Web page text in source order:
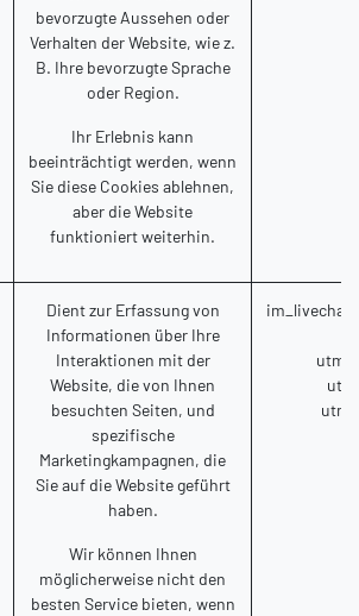
bevorzugte Aussehen oder
Verhalten der Website, wie z.
B. Ihre bevorzugte Sprache
oder Region.
Ihr Erlebnis kann
beeinträchtigt werden, wenn
Sie diese Cookies ablehnen,
aber die Website
funktioniert weiterhin.
Dient zur Erfassung von
Informationen über Ihre
Interaktionen mit der
Website, die von Ihnen
besuchten Seiten, und
spezifische
Marketingkampagnen, die
Sie auf die Website geführt
haben.
Wir können Ihnen
möglicherweise nicht den
besten Service bieten, wenn